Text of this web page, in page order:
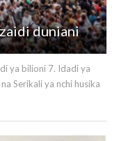
duniani
ya bilioni 7. Idadi ya
Serikali ya nchi husika